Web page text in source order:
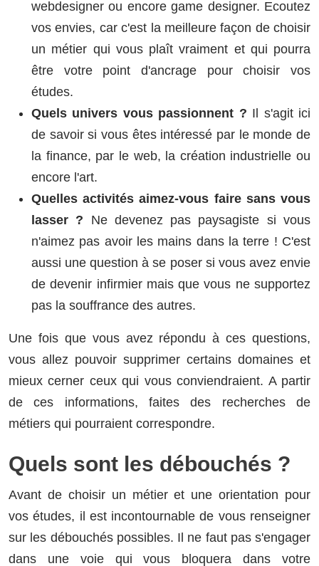
webdesigner ou encore game designer. Ecoutez
vos envies, car c'est la meilleure façon de choisir
un métier qui vous plaît vraiment et qui pourra
être votre point d'ancrage pour choisir vos
études.
Quels univers vous passionnent ? Il s'agit ici
de savoir si vous êtes intéressé par le monde de
la finance, par le web, la création industrielle ou
encore l'art.
Quelles activités aimez-vous faire sans vous
lasser ? Ne devenez pas paysagiste si vous
n'aimez pas avoir les mains dans la terre ! C'est
aussi une question à se poser si vous avez envie
de devenir infirmier mais que vous ne supportez
pas la souffrance des autres.
Une fois que vous avez répondu à ces questions,
vous allez pouvoir supprimer certains domaines et
mieux cerner ceux qui vous conviendraient. A partir
de ces informations, faites des recherches de
métiers qui pourraient correspondre.
Quels sont les débouchés ?
Avant de choisir un métier et une orientation pour
vos études, il est incontournable de vous renseigner
sur les débouchés possibles. Il ne faut pas s'engager
dans une voie qui vous bloquera dans votre